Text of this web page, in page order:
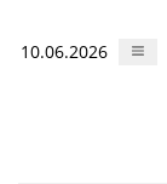
10.06.2026